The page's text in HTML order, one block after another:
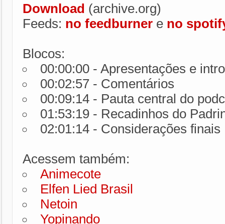
Download (archive.org)
Feeds: no feedburner e no
Blocos:
00:00:00 - Apresentações e
00:02:57 - Comentários
00:09:14 - Pauta central do
01:53:19 - Recadinhos do
02:01:14 - Considerações finais
Acessem também:
Animecote
Elfen Lied Brasil
Netoin
Yopinando